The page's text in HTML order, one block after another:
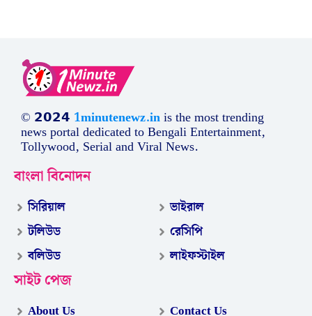
© 𝟮𝟬𝟮𝟰 1minutenewz.inis the most trending
news portal dedicated to Bengali Entertainment,
Tollywood, Serial and Viral News.
বাংলা বিনোদন
সিরিয়াল
টলিউড
বলিউড
ভাইরাল
রেসিপি
লাইফস্টাইল
সাইট পেজ
About Us Contact Us